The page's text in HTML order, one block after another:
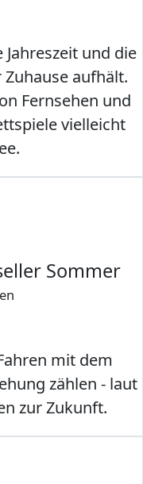
und die
aufhält.
Fernsehen und
vielleicht
Sommer
mit dem
zählen - laut
zur Zukunft.